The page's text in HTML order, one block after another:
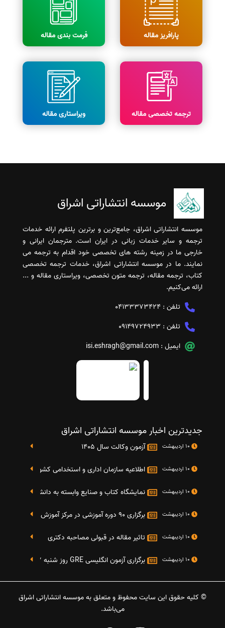
پارافریز مقاله فرمت بندی مقاله
ترجمه تخصصی مقاله ویراستاری مقاله
موسسه انتشاراتی اشراق
موسسه انتشاراتی اشراق، جامع‌ترین و برترین پلتفرم ارائه خدمات
ترجمه و سایر خدمات زبانی در ایران است. مترجمان ایرانی و
خارجی ما در زمینه رشته های تخصصی خود اقدام به ترجمه می
نمایند. ما در موسسه انتشاراتی اشراق، خدمات ترجمه تخصصی
کتاب، ترجمه مقاله، ترجمه متون تخصصی، ویراستاری مقاله و ...
ارائه می‌کنیم.
تلفن : 04133373424
تلفن : 09149724933
ایمیل : isi.eshragh@gmail.com
جدیدترین اخبار موسسه انتشاراتی اشراق
آزمون وکالت سال 1405
اطلاعیه سازمان اداری و استخدامی کشور در خصوص
نمایشگاه کتاب و صنایع وابسته به دانشگاه صنعتی شریف 4 الی 8 مهر
برگزاری 90 دوره آموزشی در مرکز آموزش فرهنگی دانشگاه علامه
تاثیر مقاله در قبولی مصاحبه دکتری
برگزاری آزمون انگلیسی GRE روز شنبه 27 شهریور(مقارن با 17 سپتامبر 2016)
© کلیه حقوق این سایت محفوظ و متعلق به موسسه انتشاراتی اشراق
می‌باشد.